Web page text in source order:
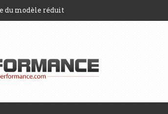
du modèle réduit